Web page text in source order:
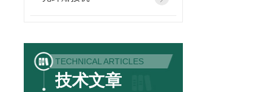
TECHNICAL ARTICLES
技术文章